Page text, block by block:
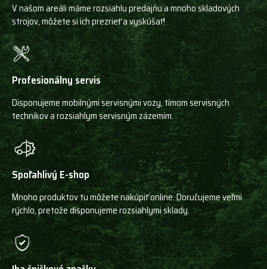
V našom areáli máme rozsiahlu predajňu a mnoho skladových
strojov, môžete si ich prezrieť a vyskúšať!
Profesionálny servis
Disponujeme mobilnými servisnými vozy, tímom servisných
technikov a rozsiahlym servisným zázemím.
Spoľahlivý E-shop
Mnoho produktov tu môžete nakúpiť online. Doručujeme veľmi
rýchlo, pretože disponujeme rozsiahlymi sklady.